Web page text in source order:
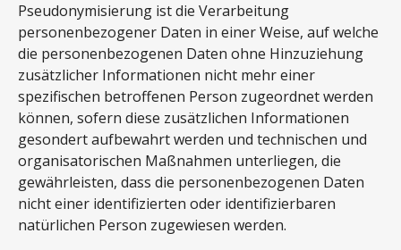
Pseudonymisierung ist die Verarbeitung
personenbezogener Daten in einer Weise, auf welche
die personenbezogenen Daten ohne Hinzuziehung
zusätzlicher Informationen nicht mehr einer
spezifischen betroffenen Person zugeordnet werden
können, sofern diese zusätzlichen Informationen
gesondert aufbewahrt werden und technischen und
organisatorischen Maßnahmen unterliegen, die
gewährleisten, dass die personenbezogenen Daten
nicht einer identifizierten oder identifizierbaren
natürlichen Person zugewiesen werden.